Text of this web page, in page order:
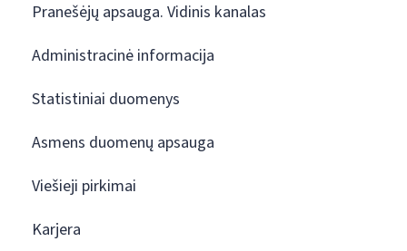
Pranešėjų apsauga. Vidinis kanalas
Administracinė informacija
Statistiniai duomenys
Asmens duomenų apsauga
Viešieji pirkimai
Karjera